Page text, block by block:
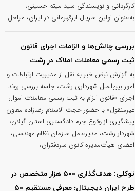
کارگردانی و نویسندگی سید میثم حسینی،
به‌عنوان اولین سریال ابرقهرمانی در ایران، مراحل
بررسی چالش‌ها و الزامات اجرای قانون
ثبت رسمی معاملات املاک در رشت
به گزارش نبض خبر به نقل از مدیریت ارتباطات و
امور بین‌الملل شهرداری رشت، جلسه بررسی روند
اجرای «قانون الزام به ثبت رسمی معاملات اموال
غیرمنقول» با حضور حجت الاسلام رضازاده معاون
پیشگیری از وقوع جرم دادگستری استان گیلان،
شهردار رشت، مدیرعامل سازمان نظام مهندسی،
اعضای هیأت‌مدیره کانون سردفتران،
توکلی: هدف‌گذاری ۵۰۰ هزار متخصص در
طرح ایران دیجیتال؛ معرفی مستقیم ۵۰